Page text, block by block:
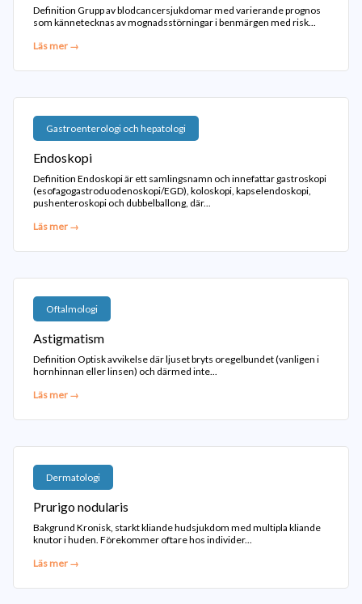
Definition Grupp av blodcancersjukdomar med varierande prognos
som kännetecknas av mognadsstörningar i benmärgen med risk...
Läs mer →
Gastroenterologi och hepatologi
Endoskopi
Definition Endoskopi är ett samlingsnamn och innefattar gastroskopi
(esofagogastroduodenoskopi/EGD), koloskopi, kapselendoskopi,
pushenteroskopi och dubbelballong, där...
Läs mer →
Oftalmologi
Astigmatism
Definition Optisk avvikelse där ljuset bryts oregelbundet (vanligen i
hornhinnan eller linsen) och därmed inte...
Läs mer →
Dermatologi
Prurigo nodularis
Bakgrund Kronisk, starkt kliande hudsjukdom med multipla kliande
knutor i huden. Förekommer oftare hos individer...
Läs mer →